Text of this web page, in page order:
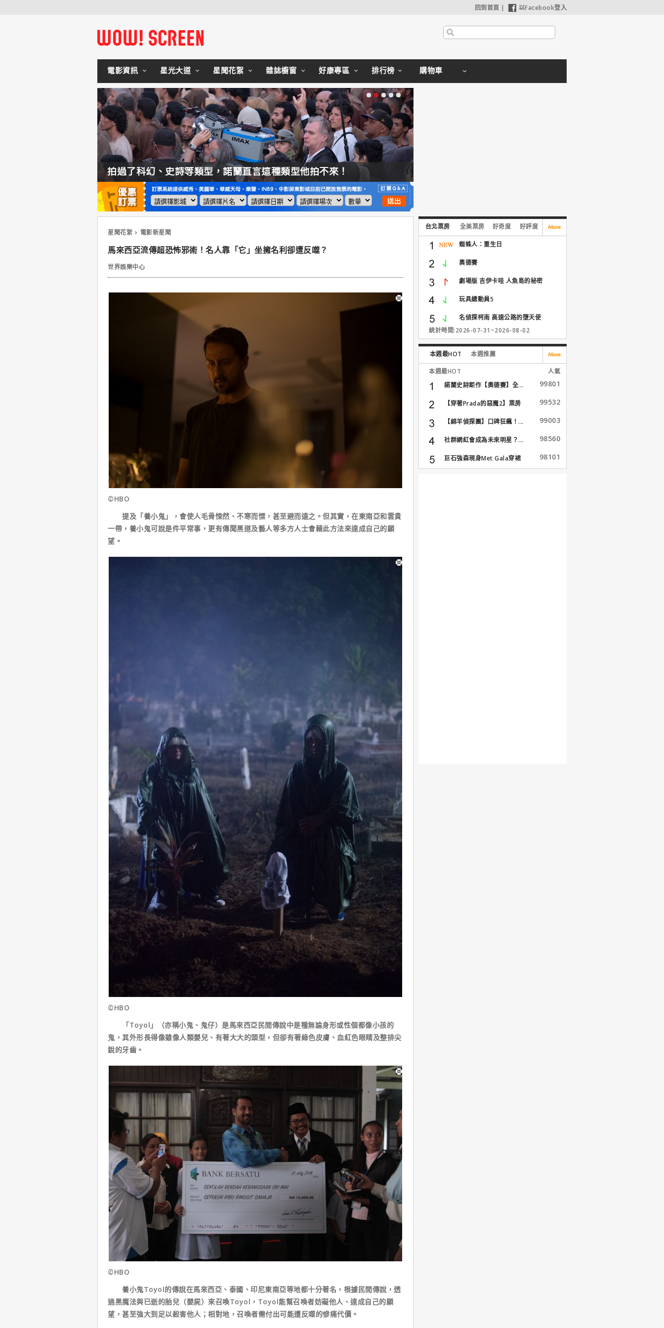
回到首頁 | 以Facebook登入
電影資訊 星光大道 星聞花絮 雜誌櫥窗 好康專區 排行榜 購物車
拍過了科幻、史詩等類型，諾蘭直言這種類型他拍不來！
星聞花絮 電影新星聞
馬來西亞流傳超恐怖邪術！名人靠「它」坐擁名利卻遭反噬？
世界娛樂中心
©HBO
提及「養小鬼」，會使人毛骨悚然、不寒而慄，甚至避而遠之。但其實，在東南亞和雲貴
一帶，養小鬼可說是件平常事，更有傳聞黑道及藝人等多方人士會藉此方法來達成自己的願
望。
©HBO
「Toyol」（亦稱小鬼、鬼仔）是馬來西亞民間傳說中是種無論身形或性個都像小孩的
鬼，其外形長得像雖像人類嬰兒、有著大大的頭型，但卻有著綠色皮膚、血紅色眼睛及整排尖
銳的牙齒。
©HBO
養小鬼Toyol的傳說在馬來西亞、泰國、印尼東南亞等地都十分著名，根據民間傳說，透
過黑魔法與已逝的胎兒（嬰屍）來召喚Toyol，Toyol能幫召喚者妨礙他人、達成自己的願
望，甚至強大到足以殺害他人；相對地，召喚者需付出可能遭反噬的慘痛代價。
台北票房 全美票房 好奇度 好評度
蜘蛛人：重生日
奧德賽
劇場版 吉伊卡哇 人魚島的秘密
玩具總動員5
名偵探柯南 高速公路的墮天使
統計時間:2026-07-31~2026-08-02
本週最HOT 本週推薦
本週最HOT
人氣
諾蘭史詩鉅作【奧德賽】全...
99801
【穿著Prada的惡魔2】票房
99532
【綿羊偵探團】口碑狂飆！... 99003
社群網紅會成為未來明星？... 98560
巨石強森現身Met Gala穿裙
子...
98101